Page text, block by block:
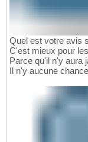
Quel est votre avis
C'est mieux pour
Parce qu'il n'y aura
Il n'y aucune